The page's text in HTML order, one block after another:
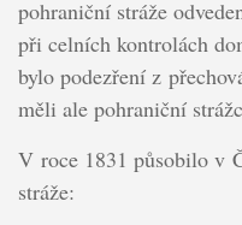
pohraniční stráže
při celních kontrolách
bylo podezření z
měli ale pohraniční
V roce 1831 působilo v
stráže: